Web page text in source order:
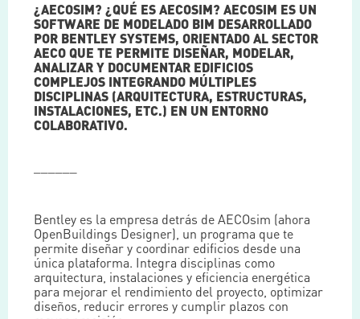
¿AECOSIM? ¿QUÉ ES AECOSIM? AECOSIM ES UN
SOFTWARE DE MODELADO BIM DESARROLLADO
POR BENTLEY SYSTEMS, ORIENTADO AL SECTOR
AECO QUE TE PERMITE DISEÑAR, MODELAR,
ANALIZAR Y DOCUMENTAR EDIFICIOS
COMPLEJOS INTEGRANDO MÚLTIPLES
DISCIPLINAS (ARQUITECTURA, ESTRUCTURAS,
INSTALACIONES, ETC.) EN UN ENTORNO
COLABORATIVO.
Bentley es la empresa detrás de AECOsim (ahora
OpenBuildings Designer), un programa que te
permite diseñar y coordinar edificios desde una
única plataforma. Integra disciplinas como
arquitectura, instalaciones y eficiencia energética
para mejorar el rendimiento del proyecto, optimizar
diseños, reducir errores y cumplir plazos con